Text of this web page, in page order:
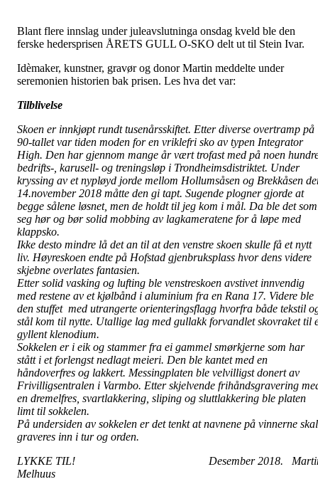
Blant flere innslag under juleavslutninga onsdag kveld ble den
ferske hedersprisen ÅRETS GULL O-SKO delt ut til Stein Ivar.
Idèmaker, kunstner, gravør og donor Martin meddelte under
seremonien historien bak prisen. Les hva det var:
Tilblivelse
Skoen er innkjøpt rundt tusenårsskiftet. Etter diverse overtramp på
90-tallet var tiden moden for en vriklefri sko av typen Integrator
High. Den har gjennom mange år vært trofast med på noen
bedrifts-, karusell- og treningsløp i Trondheimsdistriktet. Under
kryssing av et nypløyd jorde mellom Hollumsåsen og Brekkåsen
14.november 2018 måtte den gi tapt. Sugende plogner gjorde at
begge sålene løsnet, men de holdt til jeg kom i mål. Da ble det som
seg hør og bør solid mobbing av lagkameratene for å løpe med
klappsko.
Ikke desto mindre lå det an til at den venstre skoen skulle få et nytt
liv. Høyreskoen endte på Hofstad gjenbruksplass hvor dens videre
skjebne overlates fantasien.
Etter solid vasking og lufting ble venstreskoen avstivet innvendig
med restene av et kjølbånd i aluminium fra en Rana 17. Videre ble
den stuffet med utrangerte orienteringsflagg hvorfra både tekstil
stål kom til nytte. Utallige lag med gullakk forvandlet skovraket til
gyllent klenodium.
Sokkelen er i eik og stammer fra ei gammel smørkjerne som har
stått i et forlengst nedlagt meieri. Den ble kantet med en
håndoverfres og lakkert. Messingplaten ble velvilligst donert av
Frivilligsentralen i Varmbo. Etter skjelvende frihåndsgravering
en dremelfres, svartlakkering, sliping og sluttlakkering ble platen
limt til sokkelen.
På undersiden av sokkelen er det tenkt at navnene på vinnerne skal
graveres inn i tur og orden.
LYKKE TIL! Desember 2018.
Melhuus